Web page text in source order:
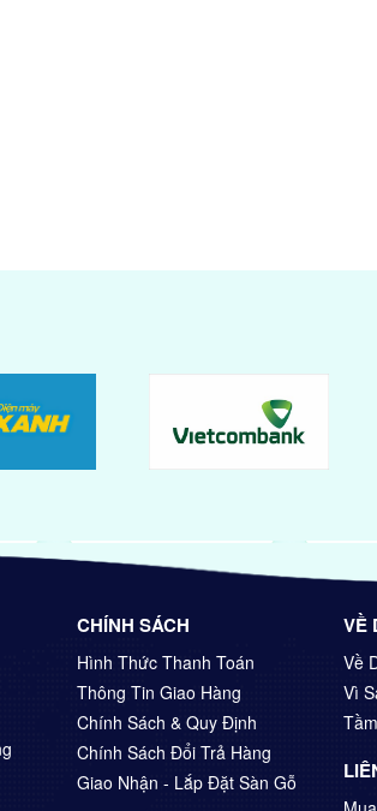
CHÍNH SÁCH
Hình Thức Thanh Toán
Thông Tin Giao Hàng
Chính Sách & Quy Định
Chính Sách Đổi Trả Hàng
Giao Nhận - Lắp Đặt Sàn Gỗ
VỀ
Về
Vì